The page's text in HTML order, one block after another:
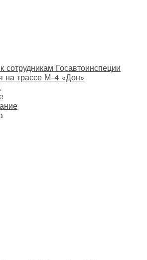
сотрудникам Госавтоинспеции
на трассе М-4 «Дон»